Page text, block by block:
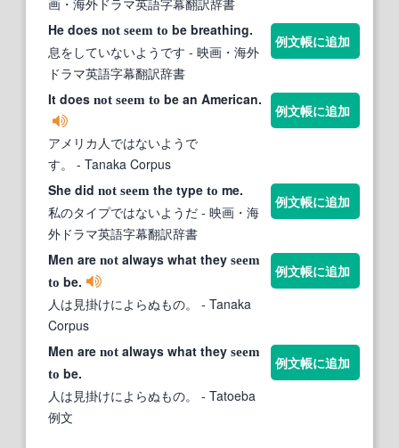
He does not seem to be breathing.
息をしていないようです - 映画・海外
ドラマ英語字幕翻訳辞書
例文帳に追加
It does not seem to be an American.
アメリカ人ではないようで
す。
- Tanaka Corpus
例文帳に追加
She did not seem the type to me.
私のタイプではないようだ - 映画・海
外ドラマ英語字幕翻訳辞書
例文帳に追加
Men are not always what they seem
to be.
人は見掛けによらぬもの。
- Tanaka
Corpus
例文帳に追加
Men are not always what they seem
to be.
人は見掛けによらぬもの。
- Tatoeba
例文
例文帳に追加